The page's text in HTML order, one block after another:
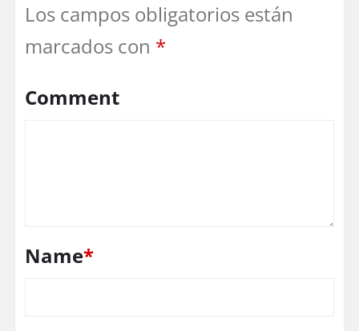
Los campos obligatorios están
marcados con *
Comment
Name*